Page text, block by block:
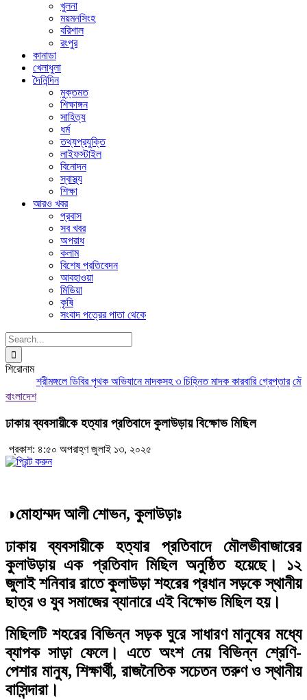
খুলনা
ময়মনসিংহ
বরিশাল
রংপুর
কানাডা
খেলাধুলা
দৈনিন্দিন
মুক্তমত
শিক্ষাঙ্গন
সাহিত্য
ধর্ম
তথ্যপ্রযুক্তি
লাইফস্টাইল
বিনোদন
স্বাস্থ্য
শিক্ষা
আরও খবর
প্রবাস
সব খবর
অপরাধ
কলাম
বিশেষ প্রতিবেদন
আবহাওয়া
মিডিয়া
কৃষি
সংবাদ পত্রের পাতা থেকে
Search
for:
শিরোনাম
শ্রীমঙ্গলে ডিবির পৃথক অভিযানে মাদকসহ ৩ চিহ্নিত মাদক কারবারি গ্রেপ্তার
বাংলাদেশ
ঢাকায় ব্যবসায়ীকে হত্যার প্রতিবাদে কুলাউড়ায় বিক্ষোভ মিছিল
প্রকাশ: ৪:৫০ অপরাহ্ণ জুলাই ১৩, ২০২৫
◑মোহাম্মদ আলী শোভন, কুলাউড়াঃ
ঢাকায় ব্যবসায়ীকে হত্যার প্রতিবাদে মৌলভীবাজারের
কুলাউড়ায় এক প্রতিবাদ মিছিল অনুষ্ঠিত হয়েছে। ১২
জুলাই শনিবার রাতে কুলাউড়া শহরের প্রধান সড়কে স্থানীয়
ছাত্র ও যুব সমাজের ব্যানারে এই বিক্ষোভ মিছিল হয়।
মিছিলটি শহরের বিভিন্ন সড়ক ঘুরে সাধারণ মানুষের মধ্যে
ব্যাপক সাড়া ফেলে। এতে অংশ নেয় বিভিন্ন শ্রেণি-
পেশার মানুষ, শিক্ষার্থী, রাজনৈতিক সচেতন তরুণ ও স্থানীয়
বাসিন্দারা।